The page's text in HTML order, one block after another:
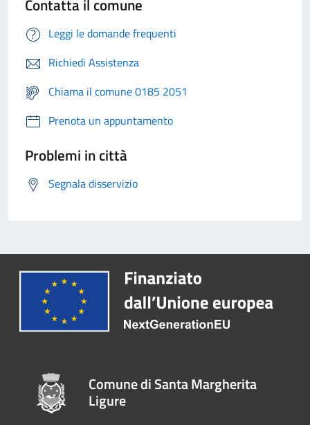
Contatta il comune
Leggi le domande frequenti
Richiedi Assistenza
Chiama il comune 0185 2051
Prenota un appuntamento
Problemi in città
Segnala disservizio
Comune di Santa Margherita
Ligure